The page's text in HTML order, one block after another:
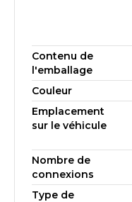
Contenu de
l'emballage
Couleur
Emplacement
sur le véhicule
Nombre de
connexions
Type de